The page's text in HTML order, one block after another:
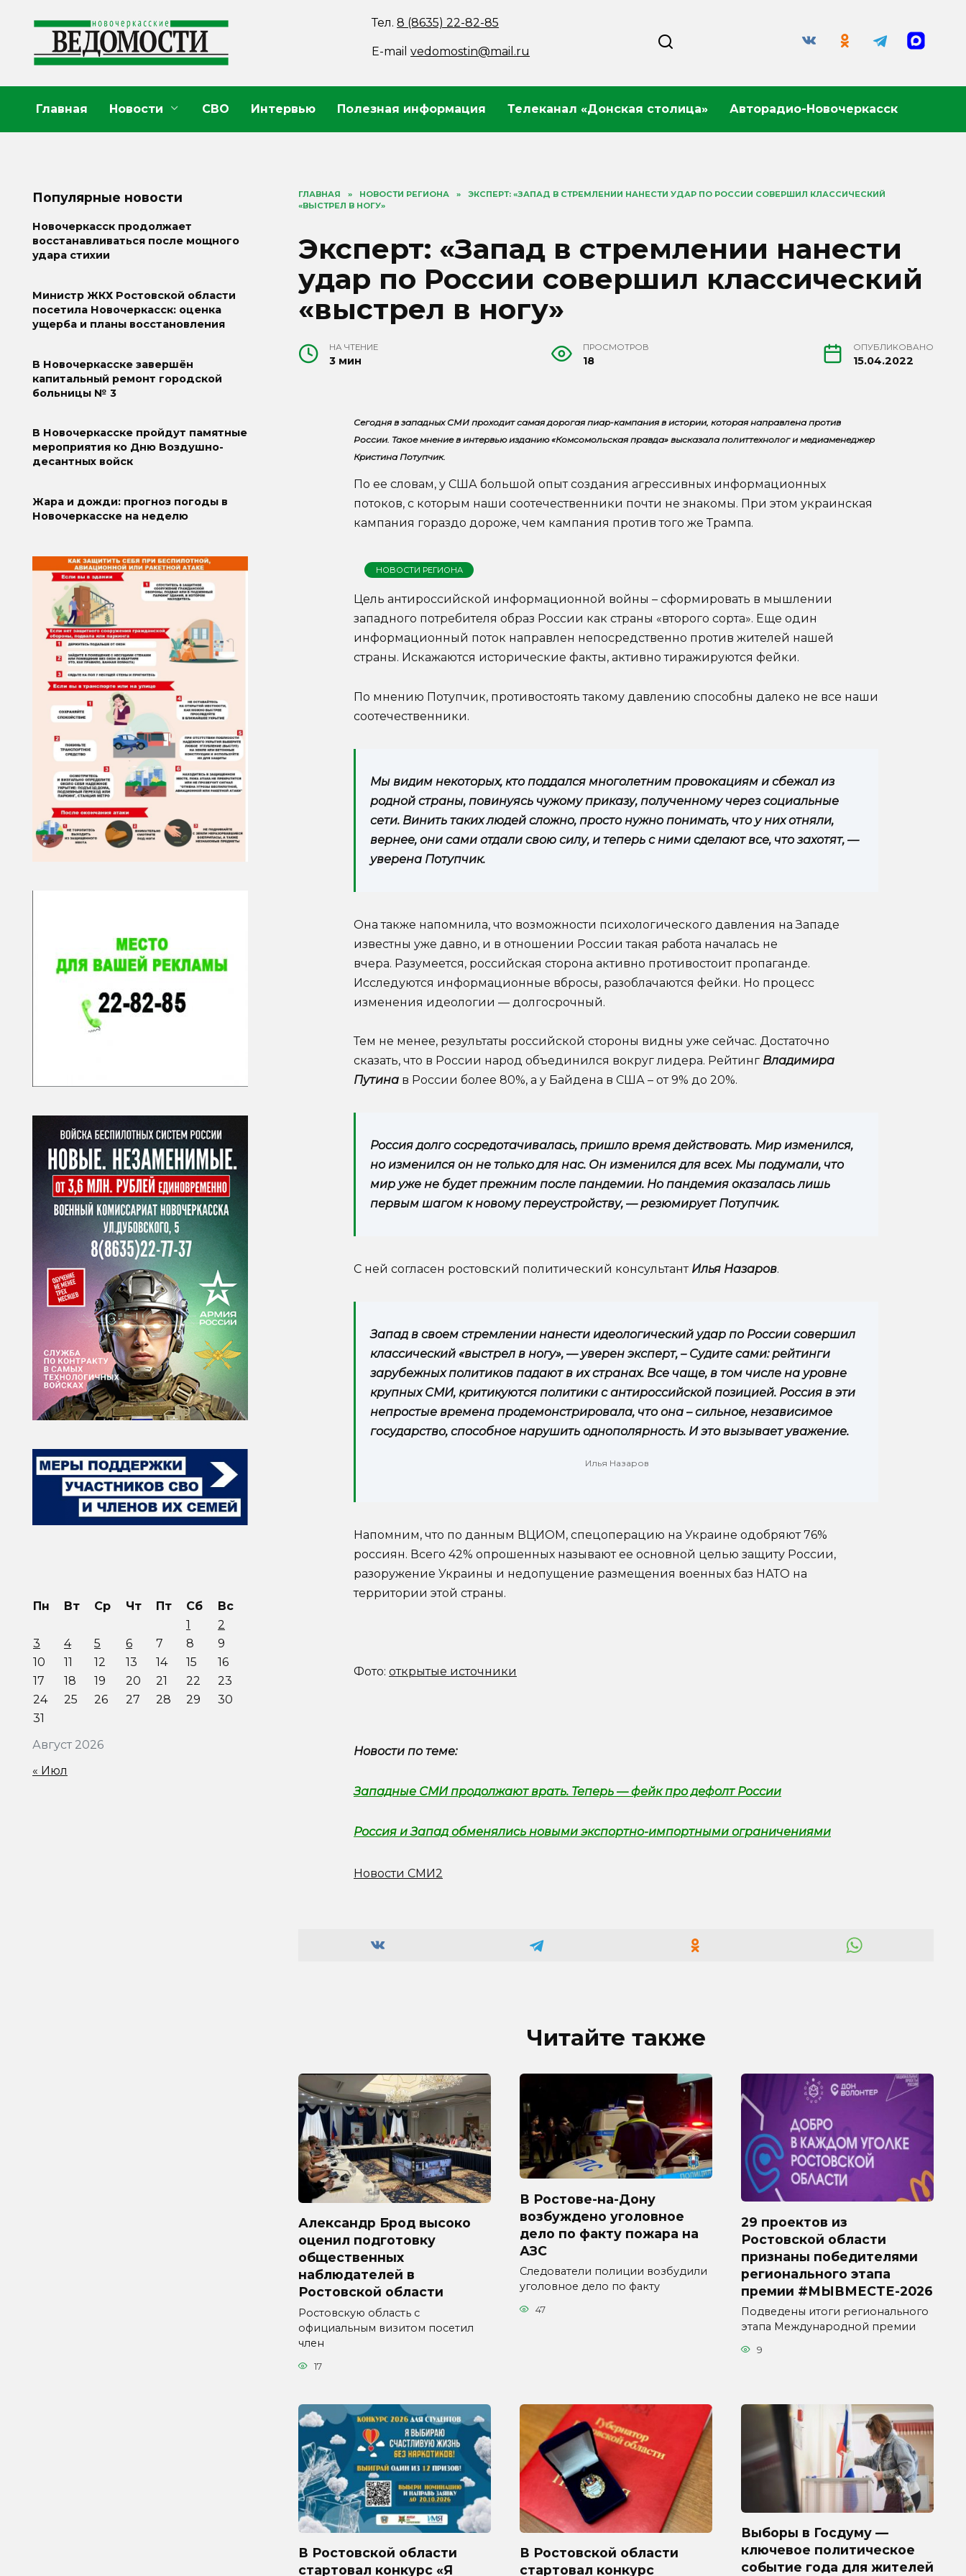
содержанию
Тел.8 (8635) 22-82-85
E-mailvedomostin@mail.ru
Главная Новости СВО Интервью Полезная информация Телеканал «Донская столица» Авторадио-Новочеркасск
ГЛАВНАЯ » НОВОСТИ РЕГИОНА »
ЭКСПЕРТ: «ЗАПАД В СТРЕМЛЕНИИ НАНЕСТИ УДАР ПО РОССИИ СОВЕРШИЛ КЛАССИЧЕСКИЙ
«ВЫСТРЕЛ В НОГУ»
Эксперт: «Запад в стремлении нанести
удар по России совершил классический
«выстрел в ногу»
НА ЧТЕНИЕ
3 мин
ПРОСМОТРОВ
18
ОПУБЛИКОВАНО
15.04.2022
Сегодня в западных СМИ проходит самая дорогая пиар-кампания в истории, которая направлена против
России. Такое мнение в интервью изданию «Комсомольская правда» высказала политтехнолог и медиаменеджер
Кристина Потупчик.
По ее словам, у США большой опыт создания агрессивных информационных
потоков, с которым наши соотечественники почти не знакомы. При этом украинская
кампания гораздо дороже, чем кампания против того же Трампа.
НОВОСТИ РЕГИОНА
Цель антироссийской информационной войны – сформировать в мышлении
западного потребителя образ России как страны «второго сорта». Еще один
информационный поток направлен непосредственно против жителей нашей
страны. Искажаются исторические факты, активно тиражируются фейки.
По мнению Потупчик, противостоять такому давлению способны далеко не все наши
соотечественники.
Мы видим некоторых, кто поддался многолетним провокациям и сбежал из
родной страны, повинуясь чужому приказу, полученному через социальные
сети. Винить таких людей сложно, просто нужно понимать, что у них отняли,
вернее, они сами отдали свою силу, и теперь с ними сделают все, что захотят, —
уверена Потупчик.
Она также напомнила, что возможности психологического давления на Западе
известны уже давно, и в отношении России такая работа началась не
вчера. Разумеется, российская сторона активно противостоит пропаганде.
Исследуются информационные вбросы, разоблачаются фейки. Но процесс
изменения идеологии — долгосрочный.
Тем не менее, результаты российской стороны видны уже сейчас. Достаточно
сказать, что в России народ объединился вокруг лидера. Рейтинг Владимира
Путина в России более 80%, а у Байдена в США – от 9% до 20%.
Россия долго сосредотачивалась, пришло время действовать. Мир изменился,
но изменился он не только для нас. Он изменился для всех. Мы подумали, что
мир уже не будет прежним после пандемии. Но пандемия оказалась лишь
первым шагом к новому переустройству, — резюмирует Потупчик.
С ней согласен ростовский политический консультант Илья Назаров.
Запад в своем стремлении нанести идеологический удар по России совершил
классический «выстрел в ногу», — уверен эксперт, – Судите сами: рейтинги
зарубежных политиков падают в их странах. Все чаще, в том числе на уровне
крупных СМИ, критикуются политики с антироссийской позицией. Россия в эти
непростые времена продемонстрировала, что она – сильное, независимое
государство, способное нарушить однополярность. И это вызывает уважение.
Илья Назаров
Напомним, что по данным ВЦИОМ, спецоперацию на Украине одобряют 76%
россиян. Всего 42% опрошенных называют ее основной целью защиту России,
разоружение Украины и недопущение размещения военных баз НАТО на
территории этой страны.
Фото: открытые источники
Новости по теме:
Западные СМИ продолжают врать. Теперь — фейк про дефолт России
Россия и Запад обменялись новыми экспортно-импортными ограничениями
Новости СМИ2
Читайте также
Александр Брод высоко
оценил подготовку
общественных
наблюдателей в
Ростовской области
Ростовскую область с
официальным визитом посетил
член
17
В Ростове-на-Дону
возбуждено уголовное
дело по факту пожара на
АЗС
Следователи полиции возбудили
уголовное дело по факту
47
29 проектов из
Ростовской области
признаны победителями
регионального этапа
премии #МЫВМЕСТЕ-2026
Подведены итоги регионального
этапа Международной премии
9
В Ростовской области
стартовал конкурс «Я
В Ростовской области
стартовал конкурс
Выборы в Госдуму —
ключевое политическое
событие года для жителей
Популярные новости
Новочеркасск продолжает
восстанавливаться после мощного
удара стихии
Министр ЖКХ Ростовской области
посетила Новочеркасск: оценка
ущерба и планы восстановления
В Новочеркасске завершён
капитальный ремонт городской
больницы № 3
В Новочеркасске пройдут памятные
мероприятия ко Дню Воздушно-
десантных войск
Жара и дожди: прогноз погоды в
Новочеркасске на неделю
Август 2026
Пн Вт Ср Чт Пт Сб
Вс
1
2
3
4 5 6 7 8
9
10
11 12 13 14 15
16
17
18 19 20 21 22
23
24
25 26 27 28 29
30
31
« Июл